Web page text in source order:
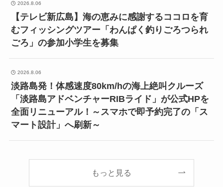
2026.8.06
【テレビ新広島】海の恵みに感謝するココロを育
むフィッシングツアー「わんぱく釣りごろつられ
ごろ」の参加小学生を募集
2026.8.06
淡路島発！体感速度80km/hの海上絶叫クルーズ
「淡路島アドベンチャーRIBライド」が公式HPを
全面リニューアル！～スマホで即予約完了の「ス
マート設計」へ刷新～
もっと見る